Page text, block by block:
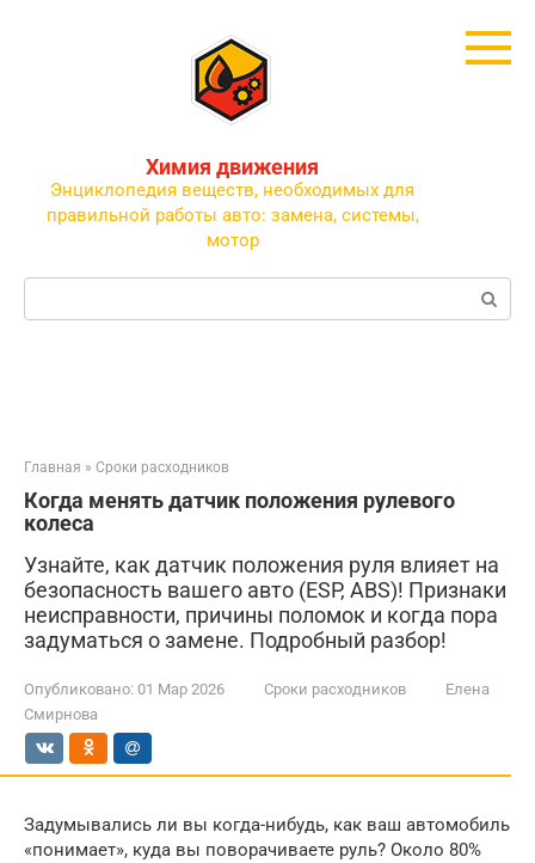
Химия движения
Энциклопедия веществ, необходимых для
правильной работы авто: замена, системы,
мотор
Поиск:
Главная » Сроки расходников
Когда менять датчик положения рулевого
колеса
Узнайте, как датчик положения руля влияет на
безопасность вашего авто (ESP, ABS)! Признаки
неисправности, причины поломок и когда пора
задуматься о замене. Подробный разбор!
Опубликовано: 01 Мар 2026 Сроки расходников
Елена
Смирнова
Задумывались ли вы когда-нибудь, как ваш автомобиль
«понимает», куда вы поворачиваете руль? Около 80%